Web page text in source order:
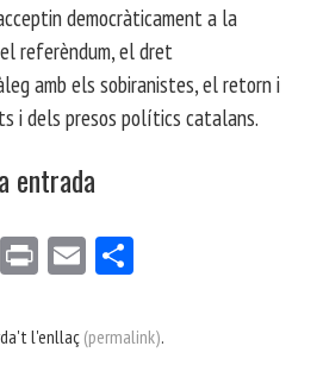
democràticament a la
referèndum, el dret
amb els sobiranistes, el retorn i
i dels presos polítics catalans.
entrada
Te Pri E
ail pa
l'enllaç (permalink).